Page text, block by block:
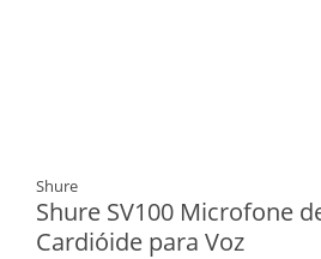
Shure
Shure SV100 Microfone
Cardióide para Voz